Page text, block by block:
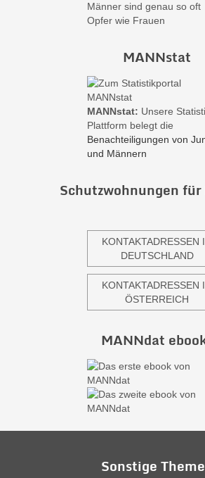
Männer sind genau so oft
Opfer wie Frauen
MANNstat
MANNstat: Unsere
Plattform belegt die
Benachteiligungen von
und Männern
Schutzwohnungen
KONTAKTADRESSEN
DEUTSCHLAND
KONTAKTADRESSEN
ÖSTERREICH
MANNdat
Sonstige